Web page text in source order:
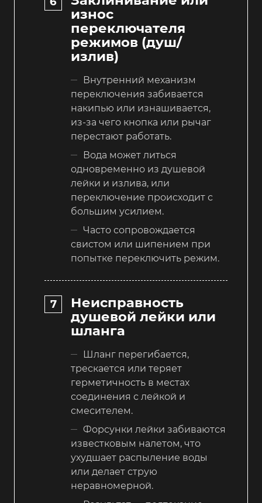
износ
переключателя
режимов (душ/
излив)
Внутренний механизм
переключения забивается
накипью или изнашивается,
из-за чего кнопка или рычаг
перестают работать.
Вода может литься
одновременно из душевой
лейки и излива, или
переключение происходит с
большим усилием.
Часто сопровождается
свистом или шипением при
попытке переключить режим.
Неисправность
душевой лейки или
шланга
Шланг перегибается,
трескается или теряет
герметичность в местах
соединения с лейкой и
смесителем.
Форсунки лейки забиваются
известковым налетом, что
ухудшает распыление воды
или делает струю
неравномерной.